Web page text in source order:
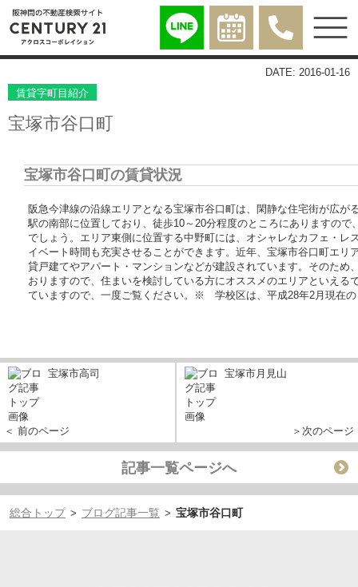
DATE: 2016-01-16
賃貸字町目紹介
宝塚市谷口町
宝塚市谷口町の賃貸状況
阪急今津線の沿線エリアとなる宝塚市谷口町は、閑静な住宅街が広が
駅の南部に位置しており、徒歩10～20分程度のところにありますの
でしょう。エリア東側に位置する中野町には、オシャレなカフェ・レ
イベート時間も充実させることができます。近年、宝塚市谷口町エリ
貸戸建てやアパート・マンションなどが建設されています。そのため
おりますので、住まいを検討している方にオススメのエリアといえる
ていますので、一度ご覧ください。※ 学校区は、平成28年2月現在の
宝塚市高司
＜ 前のページ
宝塚市月見山
＞次のページ
記事一覧ページへ
総合トップ > ブログ記事一覧 > 宝塚市谷口町